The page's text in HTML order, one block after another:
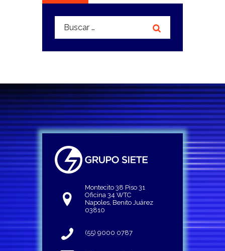
Buscar:
Montecito 38 Piso 31
Oficina 34 WTC
Napoles, Benito Juárez
03810
(55) 9000 0787